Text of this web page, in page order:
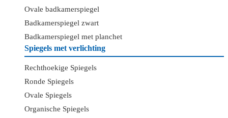
Ovale badkamerspiegel
Badkamerspiegel zwart
Badkamerspiegel met planchet
Spiegels met verlichting
Rechthoekige Spiegels
Ronde Spiegels
Ovale Spiegels
Organische Spiegels